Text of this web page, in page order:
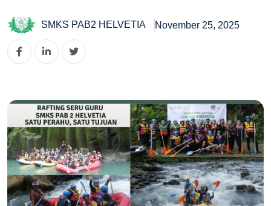
SMKS PAB2 HELVETIA November 25, 2025